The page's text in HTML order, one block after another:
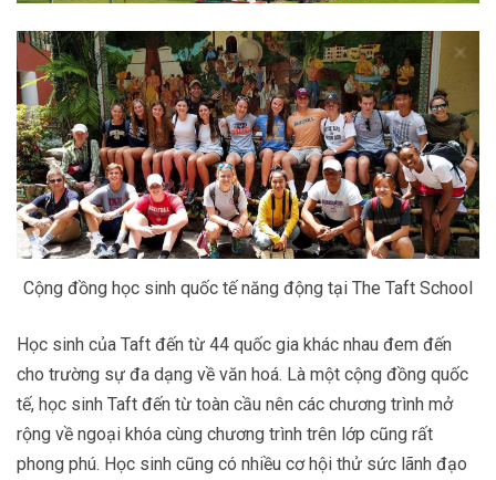
Cộng đồng học sinh quốc tế năng động tại The Taft School
Học sinh của Taft đến từ 44 quốc gia khác nhau đem đến
cho trường sự đa dạng về văn hoá. Là một cộng đồng quốc
tế, học sinh Taft đến từ toàn cầu nên các chương trình mở
rộng về ngoại khóa cùng chương trình trên lớp cũng rất
phong phú. Học sinh cũng có nhiều cơ hội thử sức lãnh đạo